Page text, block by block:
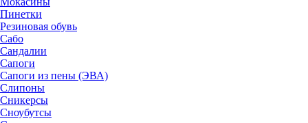
Пинетки
Резиновая обувь
Сабо
Сандалии
Сапоги
Сапоги из пены (ЭВА)
Слипоны
Сникерсы
Сноубутсы